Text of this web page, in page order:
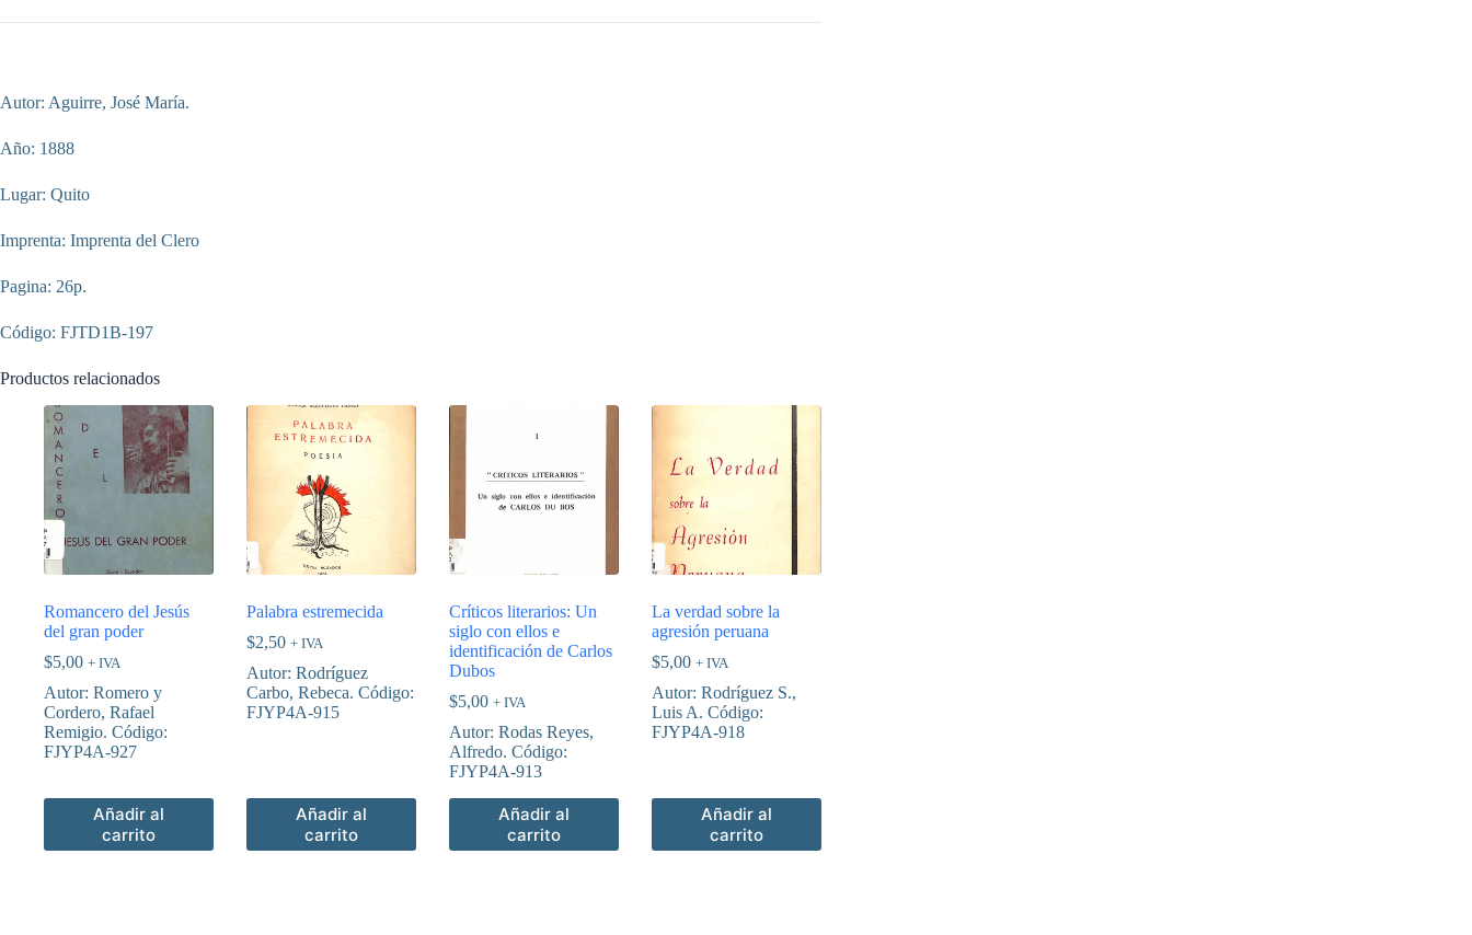
en
de
6
agosto
cantidad
Autor: Aguirre, José María.
Año: 1888
Lugar: Quito
Imprenta: Imprenta del Clero
Pagina: 26p.
Código: FJTD1B-197
Productos relacionados
Romancero del Jesús
del gran poder
$5,00 + IVA
Autor: Romero y
Cordero, Rafael
Remigio. Código:
FJYP4A-927
Añadir al
carrito
Palabra estremecida
$2,50 + IVA
Autor: Rodríguez
Carbo, Rebeca. Código:
FJYP4A-915
Añadir al
carrito
Críticos literarios: Un
siglo con ellos e
identificación de Carlos
Dubos
$5,00 + IVA
Autor: Rodas Reyes,
Alfredo. Código:
FJYP4A-913
Añadir al
carrito
La verdad sobre la
agresión peruana
$5,00 + IVA
Autor: Rodríguez S.,
Luis A. Código:
FJYP4A-918
Añadir al
carrito